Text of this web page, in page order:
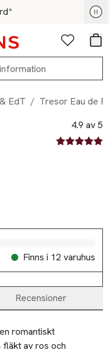
nu
Favoriter
EdT / Tresor Eau de
4.9 av 5
4.9 av fem
Finns i 12 varuhus
Recensioner
romantiskt
av ros och